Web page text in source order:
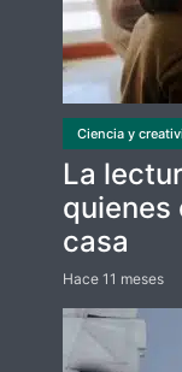
Ciencia y
La
quienes
casa
Hace 11 meses